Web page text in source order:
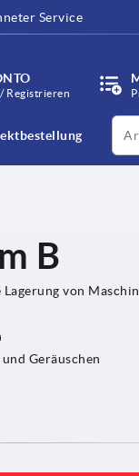
Service
Registrieren
B
von
Geräuschen